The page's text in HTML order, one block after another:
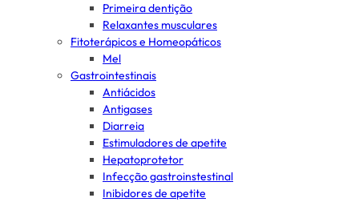
Primeira dentição
Relaxantes musculares
Fitoterápicos e Homeopáticos
Mel
Gastrointestinais
Antiácidos
Antigases
Diarreia
Estimuladores de apetite
Hepatoprotetor
Infecção gastroinstestinal
Inibidores de apetite